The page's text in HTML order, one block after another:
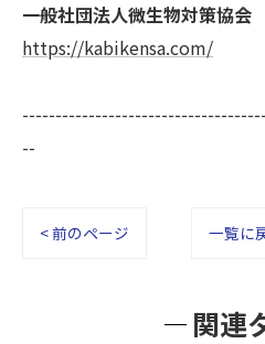
一般社団法人微生物対策協会
https://kabikensa.com/
--
< 前のページ 一覧に
関連